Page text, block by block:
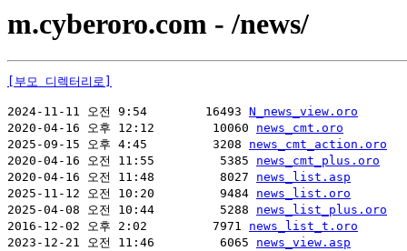
m.cyberoro.com - /news/
[부모 디렉터리로]
2024-11-11 오전 9:54        16493 N_news_view.oro
2020-04-16 오후 12:12        10060 news_cmt.oro
2025-09-15 오후 4:45         3208 news_cmt_action.oro
2020-04-16 오전 11:55         5385 news_cmt_plus.oro
2020-04-16 오전 11:48         8027 news_list.asp
2025-11-12 오전 10:20         9484 news_list.oro
2025-04-08 오전 10:44         5288 news_list_plus.oro
2016-12-02 오후 2:02         7971 news_list_t.oro
2023-12-21 오전 11:46         6065 news_view.asp